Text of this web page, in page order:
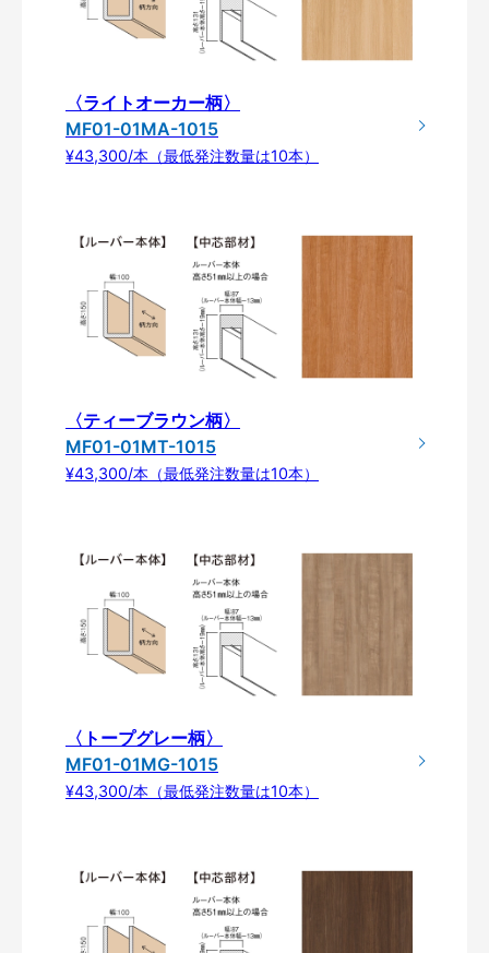
〈ライトオーカー柄〉
MF01-01MA-1015
¥43,300/本（最低発注数量は10本）
〈ティーブラウン柄〉
MF01-01MT-1015
¥43,300/本（最低発注数量は10本）
〈トープグレー柄〉
MF01-01MG-1015
¥43,300/本（最低発注数量は10本）